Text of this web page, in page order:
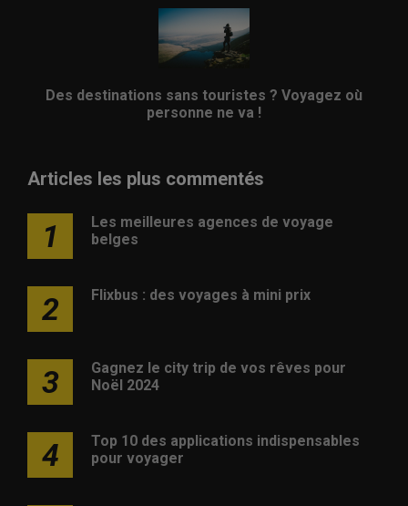
Des destinations sans touristes ? Voyagez où
personne ne va !
Articles les plus commentés
1
Les meilleures agences de voyage
belges
2 Flixbus : des voyages à mini prix
3
Gagnez le city trip de vos rêves pour
Noël 2024
4
Top 10 des applications indispensables
pour voyager